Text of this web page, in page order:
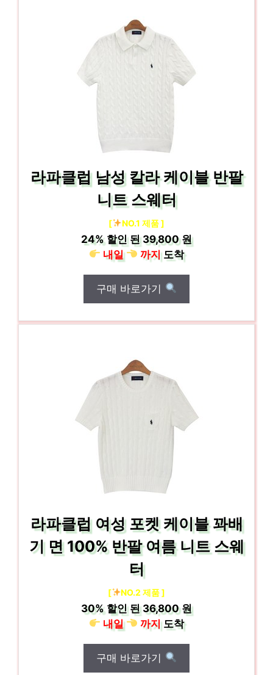
라파클럽 남성 칼라 케이블 반팔
니트 스웨터
[ NO.1 제품 ]
24% 할인 된39,800 원
내일
까지도착
구매 바로가기
라파클럽 여성 포켓 케이블 꽈배
기 면 100% 반팔 여름 니트 스웨
터
[ NO.2 제품 ]
30% 할인 된36,800 원
내일
까지도착
구매 바로가기